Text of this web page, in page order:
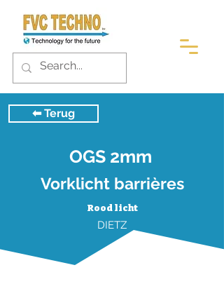
⬅︎ Terug
OGS 2mm
Vorklicht barrières
Rood licht
DIETZ